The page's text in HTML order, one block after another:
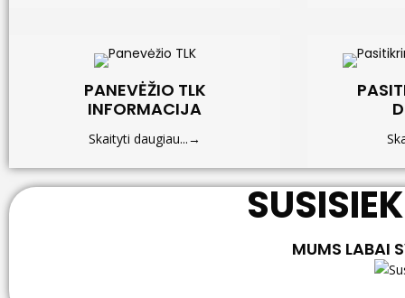
PANEVĖŽIO TLK
INFORMACIJA
Skaityti daugiau...→
MUMS LABAI